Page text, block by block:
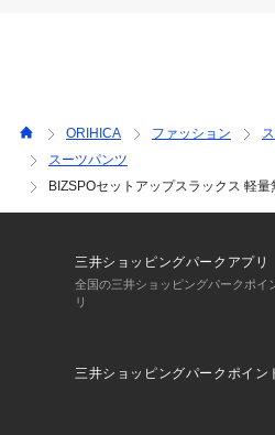
・風合いの良い日本生地。
ORIHICA ファッション
スーツパンツ
BIZSPOセットアップスラックス 軽
三井ショッピングパークアプリ
全国の三井ショッピングパークポイ
リ
三井ショッピングパークポイン